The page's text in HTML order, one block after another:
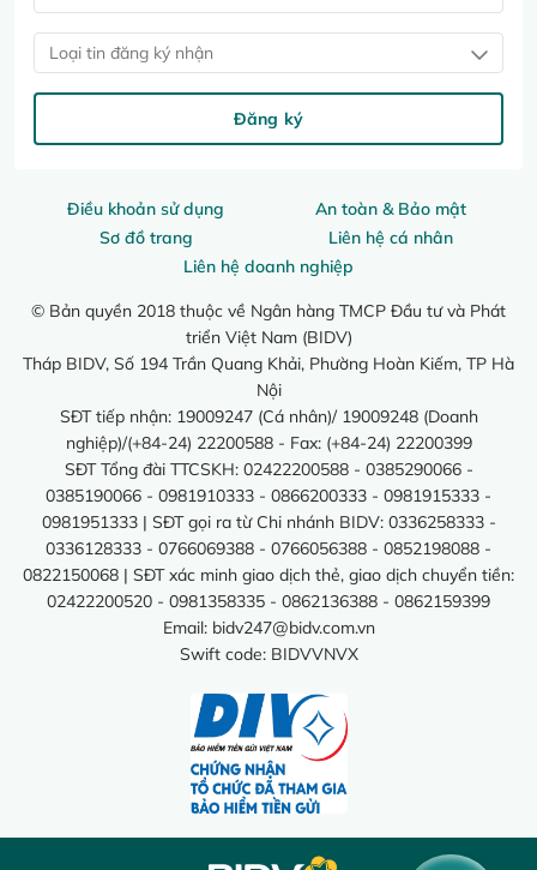
Điều khoản sử dụng
An toàn & Bảo mật
Sơ đồ trang
Liên hệ cá nhân
Liên hệ doanh nghiệp
© Bản quyền 2018 thuộc về Ngân hàng TMCP Đầu tư và Phát
triển Việt Nam (BIDV)
Tháp BIDV, Số 194 Trần Quang Khải, Phường Hoàn Kiếm, TP Hà
Nội
SĐT tiếp nhận: 19009247 (Cá nhân)/ 19009248 (Doanh
nghiệp)/(+84-24) 22200588 - Fax: (+84-24) 22200399
SĐT Tổng đài TTCSKH: 02422200588 - 0385290066 -
0385190066 - 0981910333 - 0866200333 - 0981915333 -
0981951333 | SĐT gọi ra từ Chi nhánh BIDV: 0336258333 -
0336128333 - 0766069388 - 0766056388 - 0852198088 -
0822150068 | SĐT xác minh giao dịch thẻ, giao dịch chuyển tiền:
02422200520 - 0981358335 - 0862136388 - 0862159399
Email: bidv247@bidv.com.vn
Swift code: BIDVVNVX
Loại tin đăng ký nhận
Đăng ký